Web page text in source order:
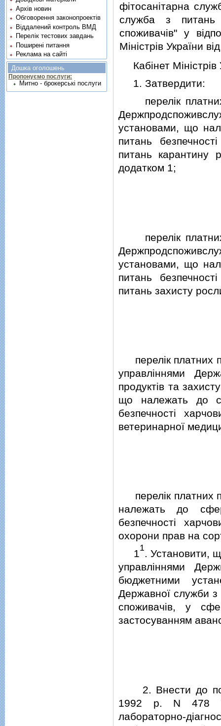
фiтосанiтарна
служба з питань
споживачiв" у
Мiнiстрiв України
Кабiнет Мiнiстрiв
1. Затвердити:
перелiк платних
установами, що
питань
питань карантину
додатком 1;
перелiк платних
установами, що
питань
питань захисту
перелiк платних
управлiннями
продуктiв та
що належать до
безпечностi
ветеринарної
перелiк платних
належать до
безпечностi
охорони прав на
11. Установити,
управлiннями
бюджетними
Державної служби з
споживачiв, у
застосуванням
2. Внести до
1992 р. N 478
лабораторно-
Архів новин
Обговорення законопроектів
Віддалений контроль ВМД
Перелік тестових завдань
Поширені питання
Реклама на сайті
Дошка оголошень
Пропонуємо послуги:
Митно - брокерські послуги